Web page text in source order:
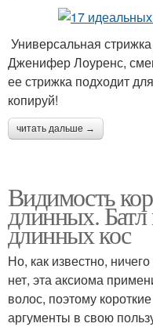
Универсальная
Дженифер Лоуренс,
ее стрижка подходит
копируй!
читать дальше →
Видимость
длинных. Батл
длинных кос
Но, как известно,
нет, эта аксиома
волос, поэтому
аргументы в свою